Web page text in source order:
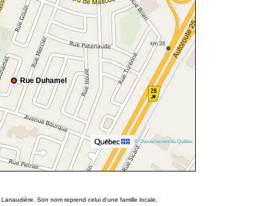
Rue Duhamel
© Gouvernement du Québec
Son nom reprend celui d'une famille locale.